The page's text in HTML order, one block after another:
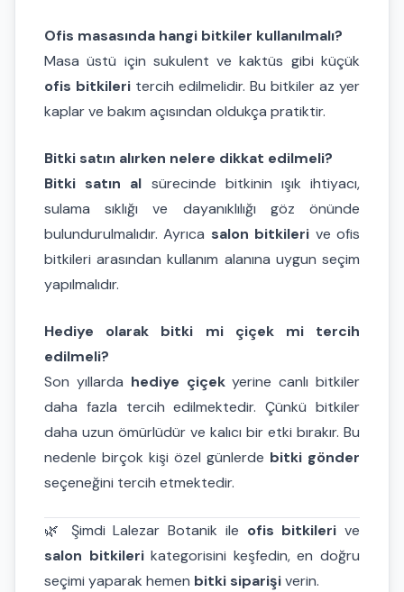
Ofis masasında hangi bitkiler kullanılmalı?
Masa üstü için sukulent ve kaktüs gibi küçük
ofis bitkileri tercih edilmelidir. Bu bitkiler az yer
kaplar ve bakım açısından oldukça pratiktir.
Bitki satın alırken nelere dikkat edilmeli?
Bitki satın al sürecinde bitkinin ışık ihtiyacı,
sulama sıklığı ve dayanıklılığı göz önünde
bulundurulmalıdır. Ayrıca salon bitkileri ve ofis
bitkileri arasından kullanım alanına uygun seçim
yapılmalıdır.
Hediye olarak bitki mi çiçek mi tercih
edilmeli?
Son yıllarda hediye çiçekyerine canlı bitkiler
daha fazla tercih edilmektedir. Çünkü bitkiler
daha uzun ömürlüdür ve kalıcı bir etki bırakır. Bu
nedenle birçok kişi özel günlerde bitki gönder
seçeneğini tercih etmektedir.
🌿 Şimdi Lalezar Botanik ile ofis bitkileri ve
salon bitkilerikategorisini keşfedin, en doğru
seçimi yaparak hemen bitki siparişiverin.